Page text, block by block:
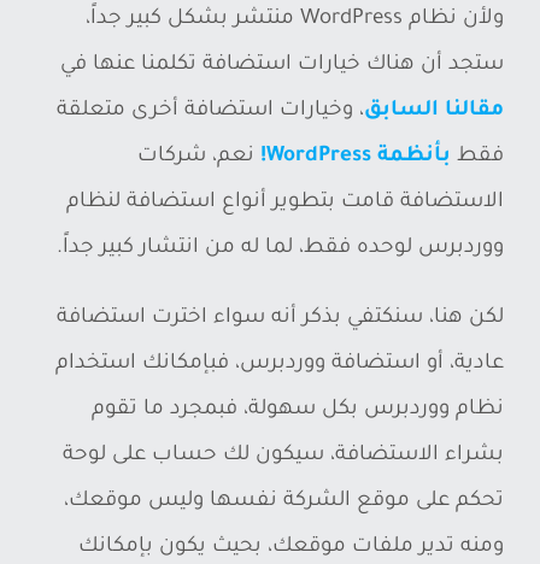
ولأن نظام WordPress منتشر بشكل كبير جداً،
ستجد أن هناك خيارات استضافة تكلمنا عنها في
مقالنا السابق، وخيارات استضافة أخرى متعلقة
فقط بأنظمة WordPress!
نعم، شركات
الاستضافة قامت بتطوير أنواع استضافة لنظام
ووردبرس لوحده فقط، لما له من انتشار كبير جداً.
لكن هنا، سنكتفي بذكر أنه سواء اخترت استضافة
عادية، أو استضافة ووردبرس، فبإمكانك استخدام
نظام ووردبرس بكل سهولة، فبمجرد ما تقوم
بشراء الاستضافة، سيكون لك حساب على لوحة
تحكم على موقع الشركة نفسها وليس موقعك،
ومنه تدير ملفات موقعك، بحيث يكون بإمكانك